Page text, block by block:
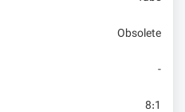
Obsolete
-
8:1